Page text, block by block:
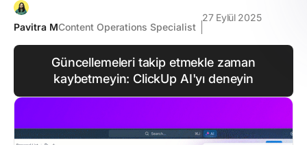
Pavitra MContent Operations Specialist
27 Eylül 2025
Güncellemeleri takip etmekle zaman
kaybetmeyin: ClickUp AI'yı deneyin